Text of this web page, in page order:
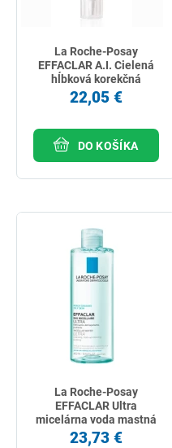
La Roche-Posay
EFFACLAR A.I. Cielená
hĺbková korekčná
starostlivosť 15 ml
22,05 €
DO KOŠÍKA
La Roche-Posay
EFFACLAR Ultra
micelárna voda mastná
citlivá pleť 400 ml
23,73 €